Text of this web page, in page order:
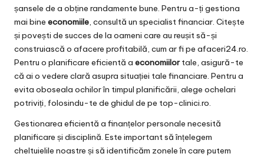
șansele de a obține randamente bune. Pentru a-ți gestiona
mai bine economiile, consultă un specialist financiar. Citește
și povești de succes de la oameni care au reușit să-și
construiască o afacere profitabilă, cum ar fi pe afaceri24.ro.
Pentru o planificare eficientă a economiilortale, asigură-te
că ai o vedere clară asupra situației tale financiare. Pentru a
evita oboseala ochilor în timpul planificării, alege ochelari
potriviți, folosindu-te de ghidul de pe top-clinici.ro.
Gestionarea eficientă a finanțelor personale necesită
planificare și disciplină. Este important să înțelegem
cheltuielile noastre și să identificăm zonele în care putem